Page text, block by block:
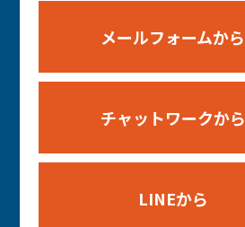
メールフォームから
チャットワークから
LINEから